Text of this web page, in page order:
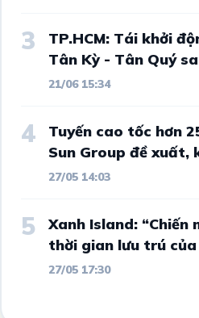
3
TP.HCM: Tái khởi
Tân Kỳ - Tân Quý
im
21/06 15:34
4
Tuyến cao tốc hơn
Sun Group đề xuất,
từng "sôi sục" vì sốt
Nguyên có diễn biến
27/05 14:03
5
Xanh Island: “Chiến
thời gian lưu trú của
Bà
27/05 17:30